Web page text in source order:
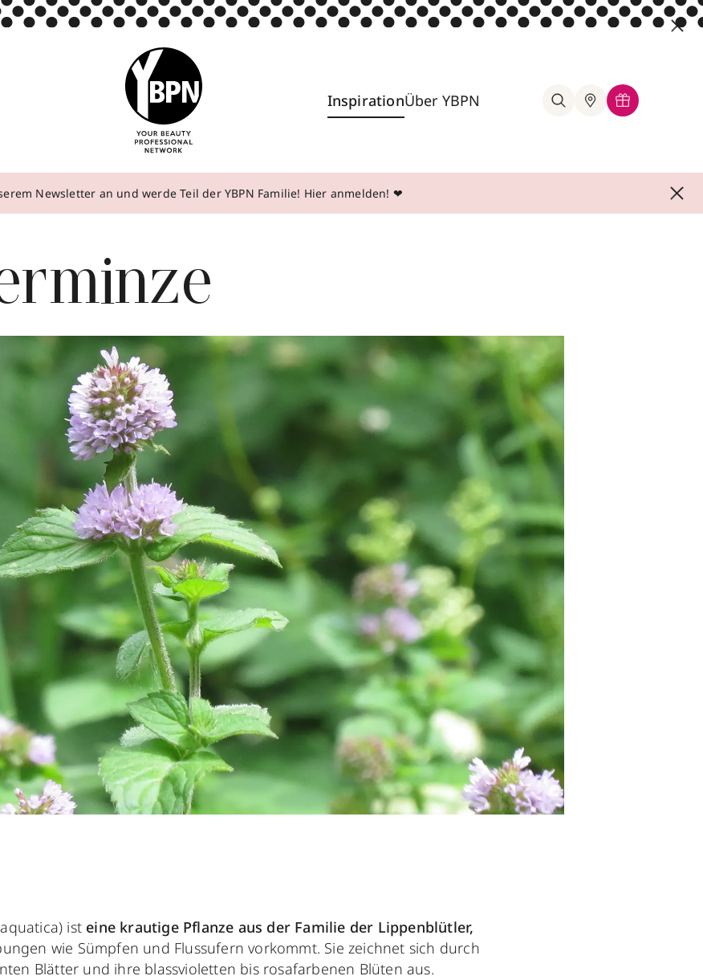
InspirationÜber YBPN
Newsletter an und werde Teil der YBPN Familie! Hier anmelden! ❤
ist eine krautige Pflanze aus der Familie der Lippenblütler,
wie Sümpfen und Flussufern vorkommt. Sie zeichnet sich durch
Blätter und ihre blassvioletten bis rosafarbenen Blüten aus.